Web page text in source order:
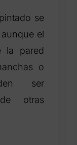
se
el
la pared
o
ser
otras